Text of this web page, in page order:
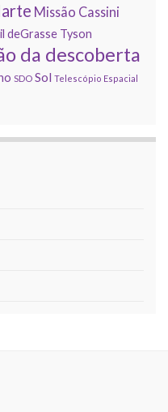
Missão Cassini
deGrasse Tyson
da descoberta
SDO Sol Telescópio Espacial